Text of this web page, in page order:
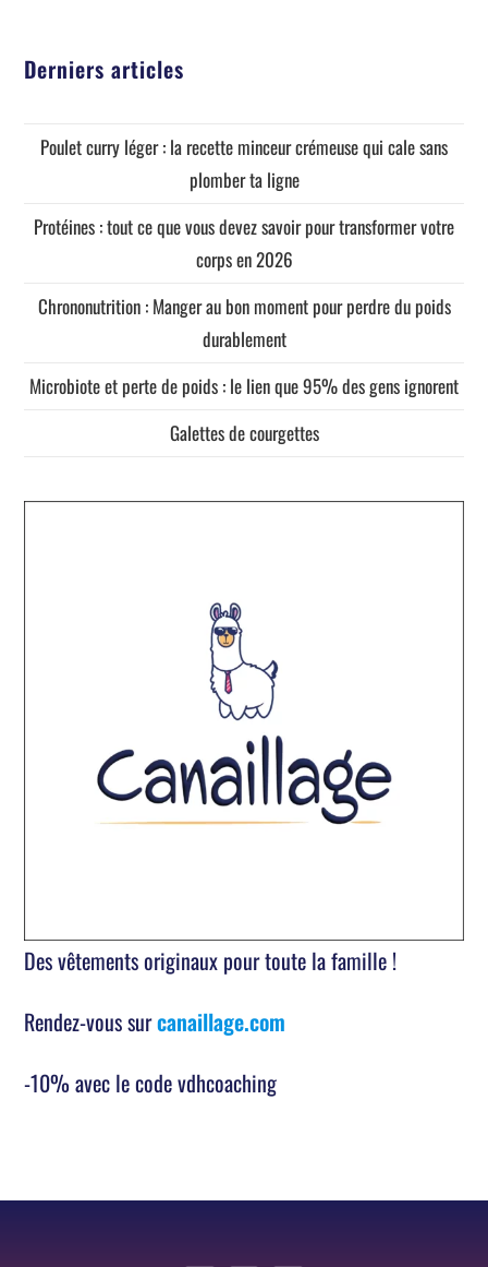
Derniers articles
Poulet curry léger : la recette minceur crémeuse qui cale sans
plomber ta ligne
Protéines : tout ce que vous devez savoir pour transformer votre
corps en 2026
Chrononutrition : Manger au bon moment pour perdre du poids
durablement
Microbiote et perte de poids : le lien que 95% des gens ignorent
Galettes de courgettes
Des vêtements originaux pour toute la famille !
Rendez-vous surcanaillage.com
-10% avec le code vdhcoaching